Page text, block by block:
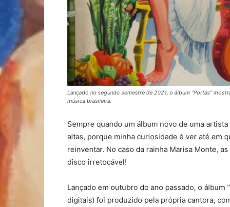
Lançado no segundo semestre de 2021, o álbum “Portas”
música brasileira.
Sempre quando um álbum novo de uma
altas, porque minha curiosidade é ver até em
reinventar. No caso da rainha Marisa Monte,
disco irretocável!
Lançado em outubro do ano passado, o
digitais) foi produzido pela própria cantora,